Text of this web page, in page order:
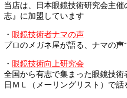
当店は、日本眼鏡技術研究会主
志』に加盟しています
・ 眼鏡技術者ナマの声
プロのメガネ屋が語る、ナマの声
・ 眼鏡技術向上研究会
全国から有志で集まった眼鏡技
日ＭＬ（メーリングリスト）で話